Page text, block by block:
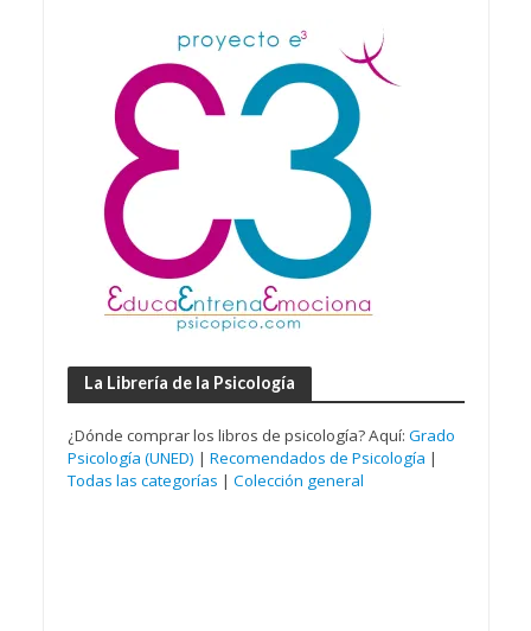
La Librería de la Psicología
¿Dónde comprar los libros de psicología? Aquí: Grado
Psicología (UNED) | Recomendados de Psicología |
Todas las categorías | Colección general